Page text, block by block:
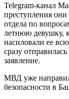
Telegram-канал
преступления
отдела по
летнюю девушку,
насиловали ее
сразу
заявление.
МВД уже
безопасности в